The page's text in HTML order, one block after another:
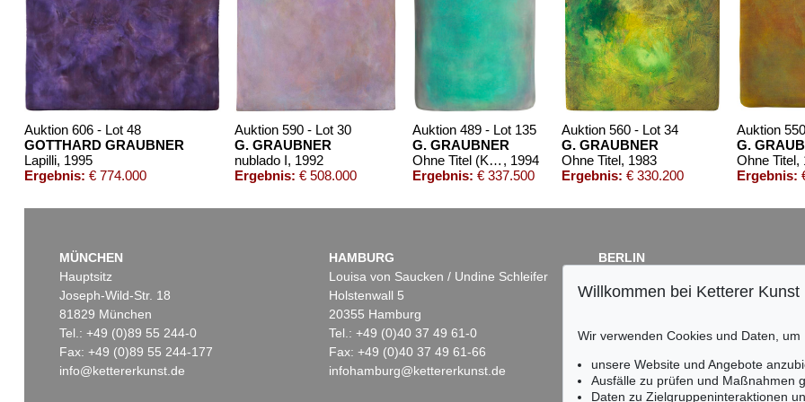
Auktion 606 - Lot 48
GOTTHARD GRAUBNER
Lapilli, 1995
Ergebnis: € 774.000
Auktion 590 - Lot 30
G. GRAUBNER
nublado I, 1992
Ergebnis: € 508.000
Auktion 489 - Lot 135
G. GRAUBNER
Ohne Titel (Kissenbild) , 1994
Ergebnis: € 337.500
Auktion 560 - Lot 34
G. GRAUBNER
Ohne Titel, 1983
Ergebnis: € 330.200
Auktion
G.
Ohne Titel,
Ergebnis:
Auktion 496 - Lot 107
Auktion 461 - Lot 874
Auktion 489 - Lot 102
G. GRAUBNER
Auktion 591 - Lot 251
G. GRAUBNER
MÜNCHEN
Hauptsitz
Joseph-Wild-Str. 18
81829 München
Tel.: +49 (0)89 55 244-0
Fax: +49 (0)89 55 244-177
info@kettererkunst.de
HAMBURG
Louisa von Saucken / Undine Schleifer
Holstenwall 5
20355 Hamburg
Tel.: +49 (0)40 37 49 61-0
Fax: +49 (0)40 37 49 61-66
infohamburg@kettererkunst.de
BERLIN
Fasanenstr. 70
Tel.: +49 (0)30 88 67 53-63
infoberlin@kettererkunst.de
Willkommen bei Ketterer Kunst
Wir verwenden Cookies und Daten, um
unsere Website und Angebote
Ausfälle zu prüfen und Maßnahmen
Daten zu Zielgruppeninteraktionen